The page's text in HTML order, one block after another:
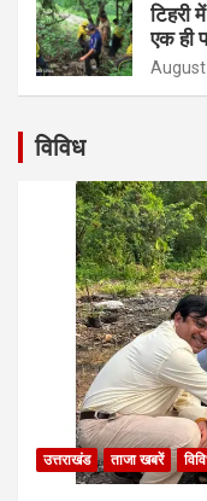
टिहरी
एक ही
August
विविध
उत्तराखंड ताजा खबरें